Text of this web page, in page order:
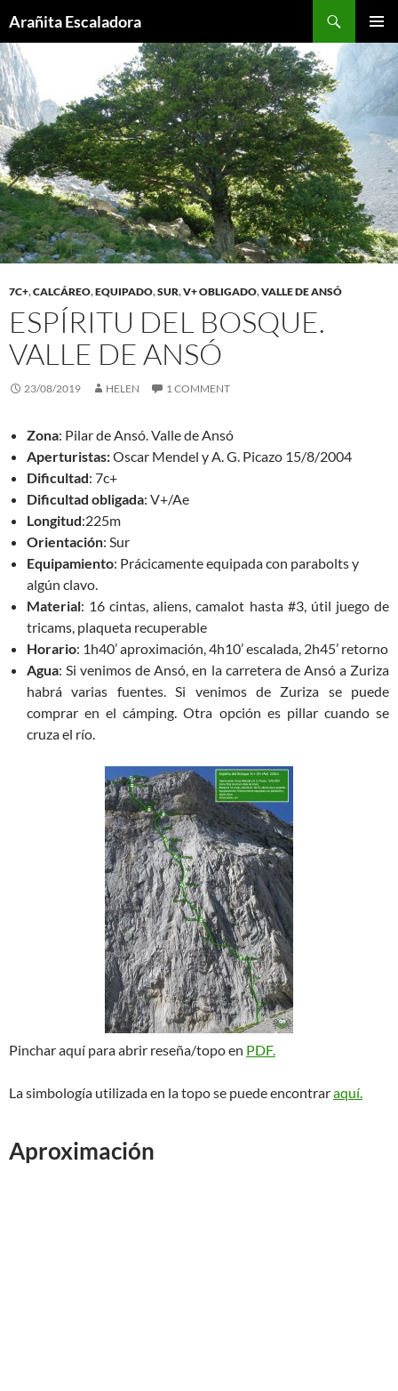
to
content
Arañita Escaladora
MENU
7C+,CALCÁREO,EQUIPADO,SUR,V+ OBLIGADO,VALLE DE ANSÓ
ESPÍRITU DEL BOSQUE.
VALLE DE ANSÓ
23/08/2019 HELEN 1 COMMENT
Zona: Pilar de Ansó. Valle de Ansó
Aperturistas:Oscar Mendel y A. G. Picazo 15/8/2004
Dificultad: 7c+
Dificultad obligada: V+/Ae
Longitud:225m
Orientación: Sur
Equipamiento: Prácicamente equipada con parabolts y
algún clavo.
Material: 16 cintas, aliens, camalot hasta #3, útil juego de
tricams, plaqueta recuperable
Horario: 1h40’ aproximación, 4h10’ escalada, 2h45’ retorno
Agua: Si venimos de Ansó, en la carretera de Ansó a Zuriza
habrá varias fuentes. Si venimos de Zuriza se puede
comprar en el cámping. Otra opción es pillar cuando se
cruza el río.
Pinchar aquí para abrir reseña/topo en PDF.
La simbología utilizada en la topo se puede encontraraquí.
Aproximación